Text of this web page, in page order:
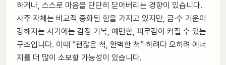
하거나, 스스로 마음을 단단히 닫아버리는 경향이 있습니다.
사주 자체는 비교적 중화된 힘을 가지고 있지만, 금·수 기운이
강해지는 시기에는 감정 기복, 예민함, 피로감이 커질 수 있는
구조입니다. 이때 “괜찮은 척, 완벽한 척” 하려다 오히려 에너
지를 더 많이 소모할 가능성이 있습니다.